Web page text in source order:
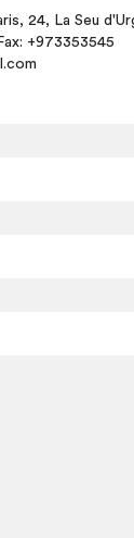
24, La Seu
+973353545